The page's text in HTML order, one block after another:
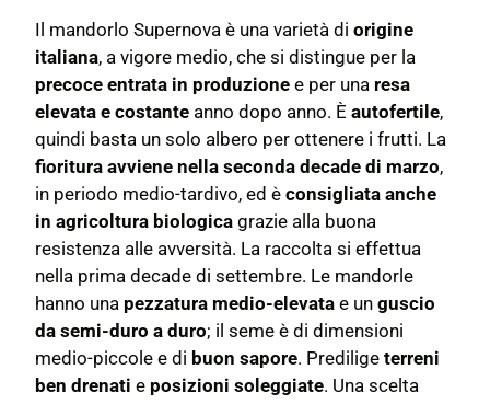
Il mandorlo Supernova è una varietà diorigine
italiana, a vigore medio, che si distingue per la
precoce entrata in produzione e per una resa
elevata e costante anno dopo anno. Èautofertile,
quindi basta un solo albero per ottenere i frutti. La
fioritura avviene nella seconda decade di marzo,
in periodo medio-tardivo, ed èconsigliata anche
in agricoltura biologica grazie alla buona
resistenza alle avversità. La raccolta si effettua
nella prima decade di settembre. Le mandorle
hanno una pezzatura medio-elevata e unguscio
da semi-duro a duro; il seme è di dimensioni
medio-piccole e di buon sapore. Prediligeterreni
ben drenati e posizioni soleggiate. Una scelta